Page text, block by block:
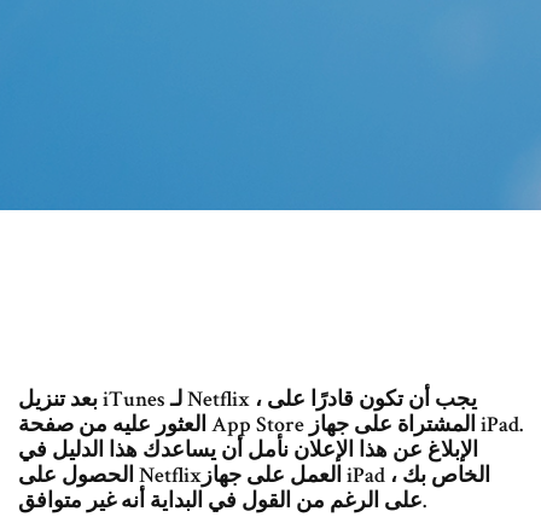
بعد تنزيل iTunes لـ Netflix ، يجب أن تكون قادرًا على
العثور عليه من صفحة App Store المشتراة على جهاز iPad.
الإبلاغ عن هذا الإعلان نأمل أن يساعدك هذا الدليل في
الحصول على Netflixالعمل على جهاز iPad الخاص بك ،
على الرغم من القول في البداية أنه غير متوافق.